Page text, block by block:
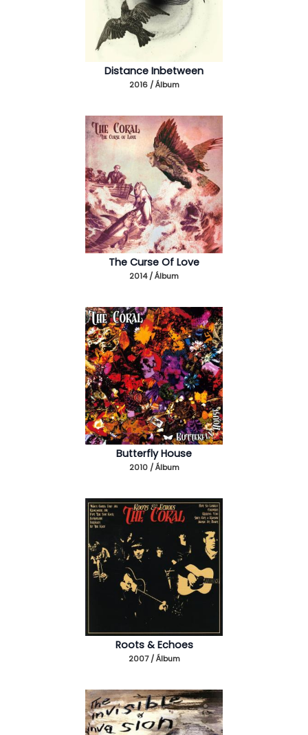
Distance Inbetween
2016 / Álbum
The Curse Of Love
2014 / Álbum
Butterfly House
2010 / Álbum
Roots & Echoes
2007 / Álbum